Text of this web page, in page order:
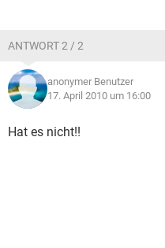
ANTWORT 2 / 2
anonymer Benutzer
17. April 2010 um 16:00
Hat es nicht!!